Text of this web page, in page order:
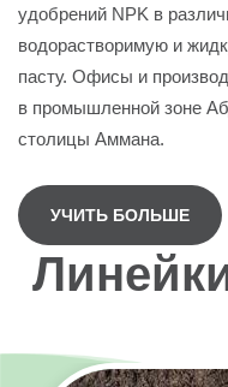
удобрений NPK в
водорастворимую и
пасту. Офисы и
в промышленной зоне
столицы Аммана.
УЧИТЬ БОЛЬШЕ